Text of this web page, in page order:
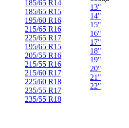
185/65 R14
185/65 R15
195/60 R16
215/65 R16
225/65 R17
195/65 R15
205/55 R16
215/55 R16
215/60 R17
225/60 R18
235/55 R17
235/55 R18
13"
14"
15"
16"
17"
18"
19"
20"
21"
22"